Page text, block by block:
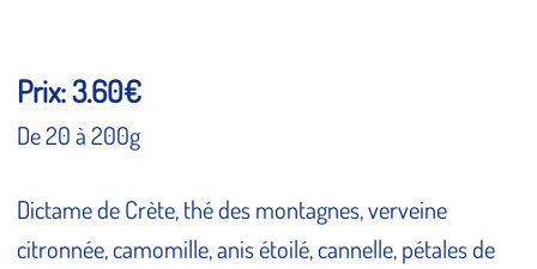
Prix: 3.60€
De 20 à 200g
Dictame de Crète, thé des montagnes, verveine
citronnée, camomille, anis étoilé, cannelle, pétales de